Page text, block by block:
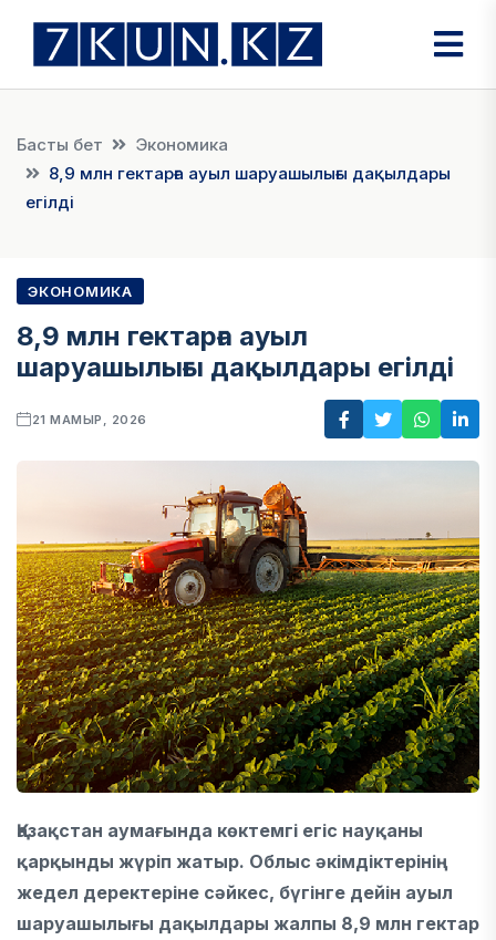
Басты бет
Экономика
8,9 млн гектарға ауыл шаруашылығы дақылдары
егілді
ЭКОНОМИКА
8,9 млн гектарға ауыл
шаруашылығы дақылдары егілді
21 МАМЫР, 2026
Қазақстан аумағында көктемгі егіс науқаны
қарқынды жүріп жатыр. Облыс әкімдіктерінің
жедел деректеріне сәйкес, бүгінге дейін ауыл
шаруашылығы дақылдары жалпы 8,9 млн гектар